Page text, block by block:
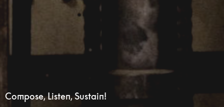
Compose, Listen, Sustain!